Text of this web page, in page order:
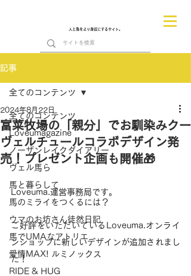
人と馬をより身近にするサイト。
記事
全てのコンテンツ
Loveumagazine
ノーザンレイクダイアリー
ヴェル馬ら
馬と暮らして
馬のミライをつくるには？
ウマのお坊さん徒然日記
馬でUMAなアトリエ
愛情MAX! ルミノックス
RIDE & HUG
全てのコンテンツ
富菜牧場の「親分」でお馴染みクー
ヴェルチュールコラボデザイン発
売！プレゼント企画も開催🎁
2024年8月22日
Loveuma.運営事務局です。
ご好評をいただいているLoveuma.オンライ
ンショップに新しいデザインが追加されまし
た！